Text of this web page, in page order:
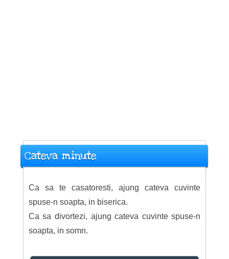
Cateva minute
Ca sa te casatoresti, ajung cateva cuvinte
spuse-n soapta, in biserica.
Ca sa divortezi, ajung cateva cuvinte spuse-n
soapta, in somn.